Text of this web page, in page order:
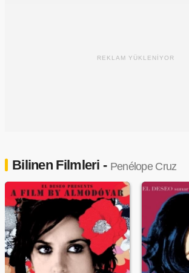
REKLAM YÜKLENİYOR
Bilinen Filmleri - Penélope Cruz